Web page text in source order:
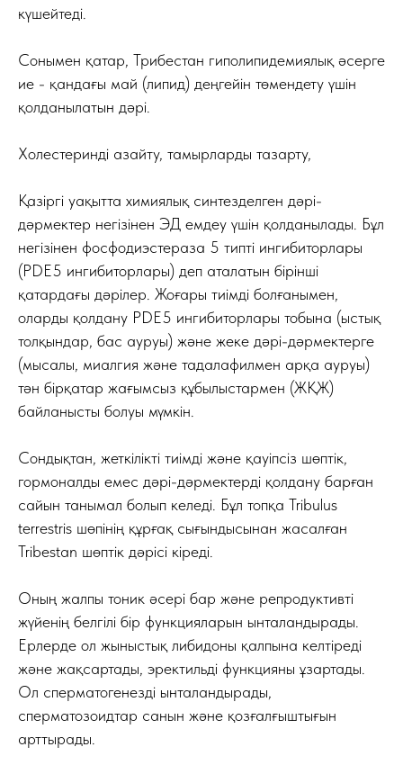
күшейтеді.
Сонымен қатар, Трибестан гиполипидемиялық әсерге
ие - қандағы май (липид) деңгейін төмендету үшін
қолданылатын дәрі.
Холестеринді азайту, тамырларды тазарту,
Қазіргі уақытта химиялық синтезделген дәрі-
дәрмектер негізінен ЭД емдеу үшін қолданылады. Бұл
негізінен фосфодиэстераза 5 типті ингибиторлары
(PDE5 ингибиторлары) деп аталатын бірінші
қатардағы дәрілер. Жоғары тиімді болғанымен,
оларды қолдану PDE5 ингибиторлары тобына (ыстық
толқындар, бас ауруы) және жеке дәрі-дәрмектерге
(мысалы, миалгия және тадалафилмен арқа ауруы)
тән бірқатар жағымсыз құбылыстармен (ЖҚЖ)
байланысты болуы мүмкін.
Сондықтан, жеткілікті тиімді және қауіпсіз шөптік,
гормоналды емес дәрі-дәрмектерді қолдану барған
сайын танымал болып келеді. Бұл топқа Tribulus
terrestris шөпінің құрғақ сығындысынан жасалған
Tribestan шөптік дәрісі кіреді.
Оның жалпы тоник әсері бар және репродуктивті
жүйенің белгілі бір функцияларын ынталандырады.
Ерлерде ол жыныстық либидоны қалпына келтіреді
және жақсартады, эректильді функцияны ұзартады.
Ол сперматогенезді ынталандырады,
сперматозоидтар санын және қозғалғыштығын
арттырады.